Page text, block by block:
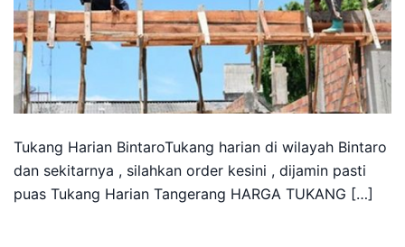
Tukang Harian BintaroTukang harian di wilayah Bintaro
dan sekitarnya , silahkan order kesini , dijamin pasti
puas Tukang Harian Tangerang HARGA TUKANG […]